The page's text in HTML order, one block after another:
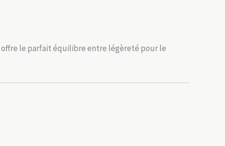
offre le parfait équilibre entre légèreté pour le